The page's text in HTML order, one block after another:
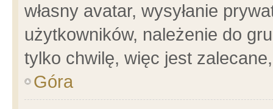
własny avatar, wysyłanie
użytkowników, należenie do
tylko chwilę, więc jest
Góra